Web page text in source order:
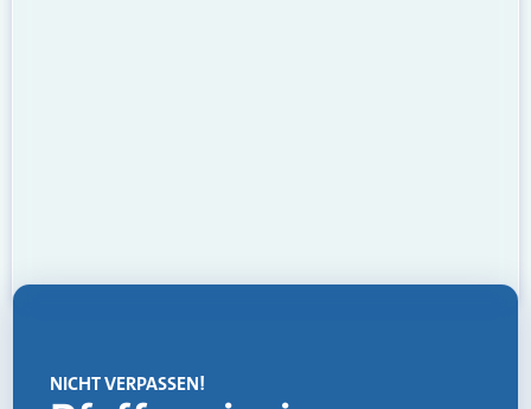
NICHT VERPASSEN!